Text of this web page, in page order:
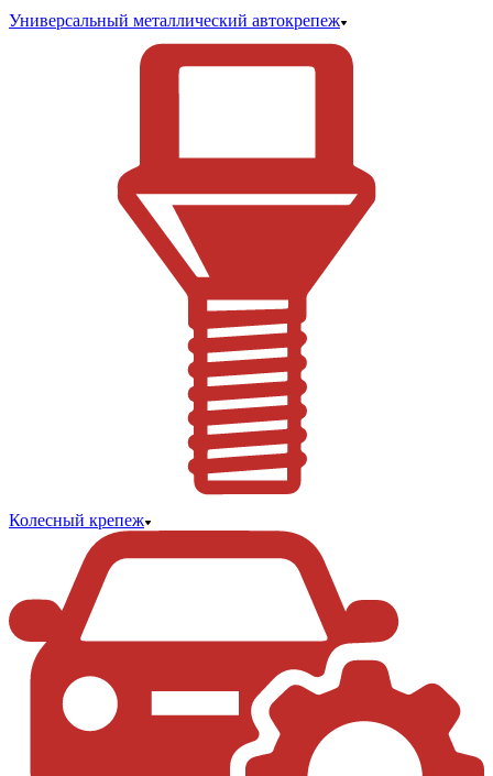
Универсальный металлический автокрепеж
Колесный крепеж